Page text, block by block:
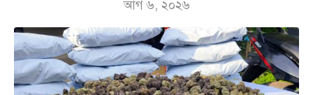
আগ ৬, ২০২৬